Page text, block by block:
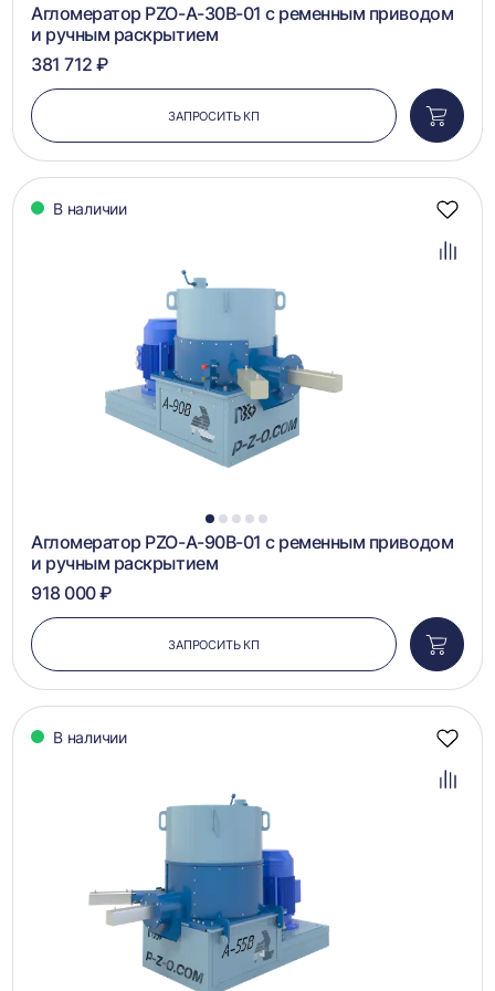
Агломератор PZO-A-30B-01 с ременным приводом
и ручным раскрытием
381 712 ₽
ЗАПРОСИТЬ КП
в
В наличии
1 2 3 4 5
Агломератор PZO-A-90B-01 с ременным приводом
и ручным раскрытием
918 000 ₽
ЗАПРОСИТЬ КП
в
В наличии